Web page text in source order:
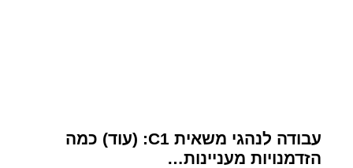
עבודה לנהגי משאית C1: (עוד) כמה
הזדמנויות מעניינות…